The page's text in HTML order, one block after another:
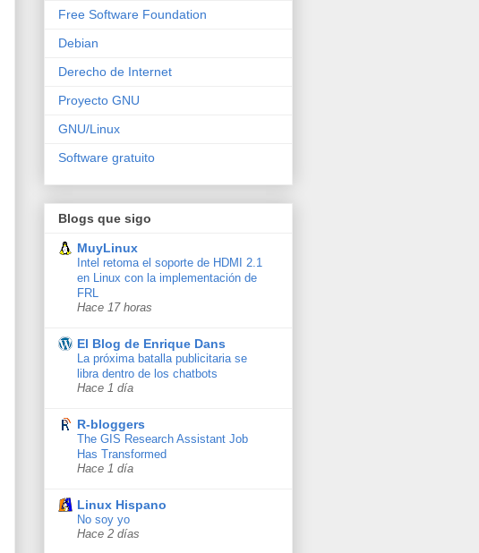
Free Software Foundation
Debian
Derecho de Internet
Proyecto GNU
GNU/Linux
Software gratuito
Blogs que sigo
MuyLinux
Intel retoma el soporte de HDMI 2.1
en Linux con la implementación de
FRL
Hace 17 horas
El Blog de Enrique Dans
La próxima batalla publicitaria se
libra dentro de los chatbots
Hace 1 día
R-bloggers
The GIS Research Assistant Job
Has Transformed
Hace 1 día
Linux Hispano
No soy yo
Hace 2 días